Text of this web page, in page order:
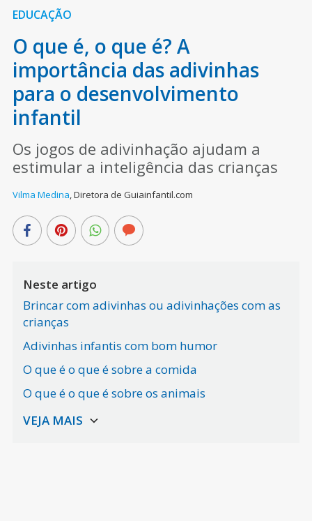
EDUCAÇÃO
O que é, o que é? A
importância das adivinhas
para o desenvolvimento
infantil
Os jogos de adivinhação ajudam a
estimular a inteligência das crianças
Vilma Medina,Diretora de Guiainfantil.com
Neste artigo
Brincar com adivinhas ou adivinhações com as
crianças
Adivinhas infantis com bom humor
O que é o que é sobre a comida
O que é o que é sobre os animais